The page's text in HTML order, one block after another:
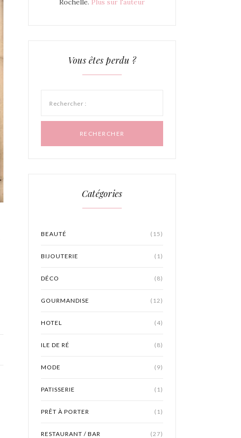
Rochelle. Plus sur l'auteur
Vous êtes perdu ?
Rechercher :
Catégories
BEAUTÉ (15)
BIJOUTERIE (1)
DÉCO (8)
GOURMANDISE (12)
HOTEL (4)
ILE DE RÉ (8)
MODE (9)
PATISSERIE (1)
PRÊT À PORTER (1)
RESTAURANT / BAR (27)